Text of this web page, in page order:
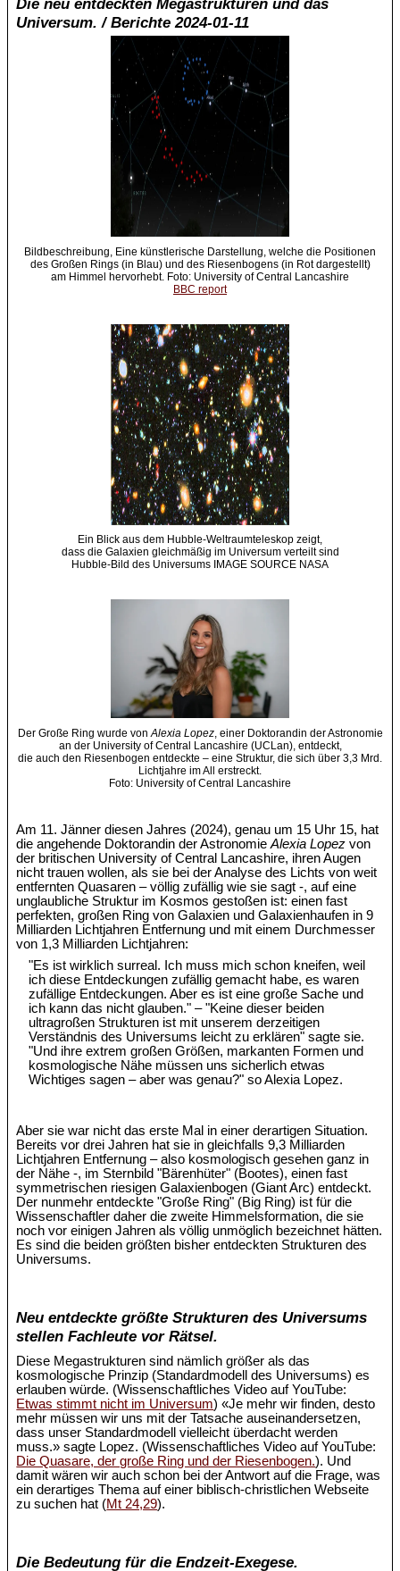
Die neu entdeckten Megastrukturen und das
Universum. / Berichte 2024-01-11
Bildbeschreibung, Eine künstlerische Darstellung, welche die Positionen
des Großen Rings (in Blau) und des Riesenbogens (in Rot dargestellt)
am Himmel hervorhebt. Foto: University of Central Lancashire
BBC report
Ein Blick aus dem Hubble-Weltraumteleskop zeigt,
dass die Galaxien gleichmäßig im Universum verteilt sind
Hubble-Bild des Universums IMAGE SOURCE NASA
Der Große Ring wurde von Alexia Lopez, einer Doktorandin der Astronomie
an der University of Central Lancashire (UCLan), entdeckt,
die auch den Riesenbogen entdeckte – eine Struktur, die sich über 3,3 Mrd.
Lichtjahre im All erstreckt.
Foto: University of Central Lancashire
Am 11. Jänner diesen Jahres (2024), genau um 15 Uhr 15, hat
die angehende Doktorandin der AstronomieAlexia Lopez von
der britischen University of Central Lancashire, ihren Augen
nicht trauen wollen, als sie bei der Analyse des Lichts von weit
entfernten Quasaren – völlig zufällig wie sie sagt -, auf eine
unglaubliche Struktur im Kosmos gestoßen ist: einen fast
perfekten, großen Ring von Galaxien und Galaxienhaufen in 9
Milliarden Lichtjahren Entfernung und mit einem Durchmesser
von 1,3 Milliarden Lichtjahren:
"Es ist wirklich surreal. Ich muss mich schon kneifen, weil
ich diese Entdeckungen zufällig gemacht habe, es waren
zufällige Entdeckungen. Aber es ist eine große Sache und
ich kann das nicht glauben." – "Keine dieser beiden
ultragroßen Strukturen ist mit unserem derzeitigen
Verständnis des Universums leicht zu erklären" sagte sie.
"Und ihre extrem großen Größen, markanten Formen und
kosmologische Nähe müssen uns sicherlich etwas
Wichtiges sagen – aber was genau?" so Alexia Lopez.
Aber sie war nicht das erste Mal in einer derartigen Situation.
Bereits vor drei Jahren hat sie in gleichfalls 9,3 Milliarden
Lichtjahren Entfernung – also kosmologisch gesehen ganz in
der Nähe -, im Sternbild "Bärenhüter" (Bootes), einen fast
symmetrischen riesigen Galaxienbogen (Giant Arc) entdeckt.
Der nunmehr entdeckte "Große Ring" (Big Ring) ist für die
Wissenschaftler daher die zweite Himmelsformation, die sie
noch vor einigen Jahren als völlig unmöglich bezeichnet hätten.
Es sind die beiden größten bisher entdeckten Strukturen des
Universums.
Neu entdeckte größte Strukturen des Universums
stellen Fachleute vor Rätsel.
Diese Megastrukturen sind nämlich größer als das
kosmologische Prinzip (Standardmodell des Universums) es
erlauben würde. (Wissenschaftliches Video auf YouTube:
Etwas stimmt nicht im Universum) «Je mehr wir finden, desto
mehr müssen wir uns mit der Tatsache auseinandersetzen,
dass unser Standardmodell vielleicht überdacht werden
muss.» sagte Lopez. (Wissenschaftliches Video auf YouTube:
Die Quasare, der große Ring und der Riesenbogen.). Und
damit wären wir auch schon bei der Antwort auf die Frage, was
ein derartiges Thema auf einer biblisch-christlichen Webseite
zu suchen hat (Mt 24,29).
Die Bedeutung für die Endzeit-Exegese.